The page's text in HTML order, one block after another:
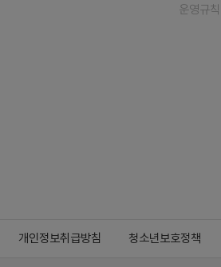
운영규칙
개인정보취급방침 청소년보호정책